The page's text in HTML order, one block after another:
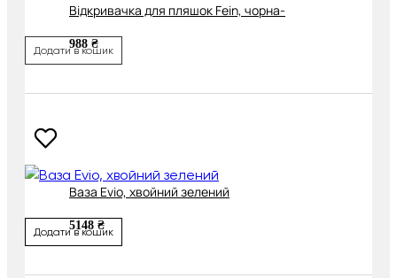
Відкривачка для пляшок Fein, чорна-
988 ₴
Додати в кошик
Ваза Evio, хвойний зелений
5148 ₴
Додати в кошик